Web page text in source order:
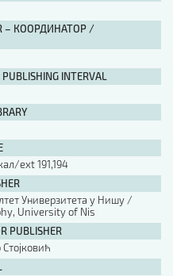
– КООРДИНАТОР /
INTERVAL
ext 191,194
Универзитета у Нишу /
University of Nis
PUBLISHER